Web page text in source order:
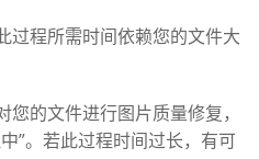
过程所需时间依赖您的文件大
的文件进行图片质量修复，
”。若此过程时间过长，有可